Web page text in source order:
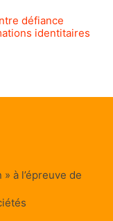
défiance
identitaires
à l’épreuve de